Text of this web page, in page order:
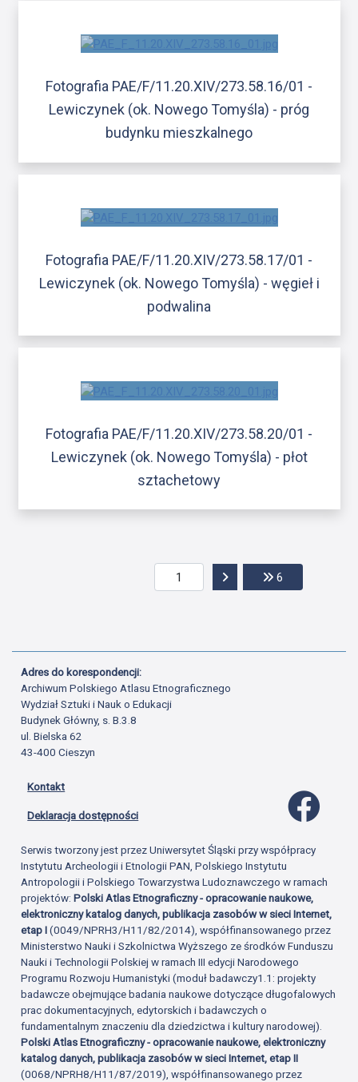
Fotografia PAE/F/11.20.XIV/273.58.16/01 -
Lewiczynek (ok. Nowego Tomyśla) - próg
budynku mieszkalnego
Fotografia PAE/F/11.20.XIV/273.58.17/01 -
Lewiczynek (ok. Nowego Tomyśla) - węgieł i
podwalina
Fotografia PAE/F/11.20.XIV/273.58.20/01 -
Lewiczynek (ok. Nowego Tomyśla) - płot
sztachetowy
Przejdź do następnej
6
Adres do korespondencji:
Archiwum Polskiego Atlasu Etnograficznego
Wydział Sztuki i Nauk o Edukacji
Budynek Główny, s. B.3.8
ul. Bielska 62
43-400 Cieszyn
Kontakt
Deklaracja dostępności
Serwis tworzony jest przez Uniwersytet Śląski przy współpracy
Instytutu Archeologii i Etnologii PAN, Polskiego Instytutu
Antropologii i Polskiego Towarzystwa Ludoznawczego w ramach
projektów:Polski Atlas Etnograficzny - opracowanie naukowe,
elektroniczny katalog danych, publikacja zasobów w sieci Internet,
etap I(0049/NPRH3/H11/82/2014), współfinansowanego przez
Ministerstwo Nauki i Szkolnictwa Wyższego ze środków Funduszu
Nauki i Technologii Polskiej w ramach III edycji Narodowego
Programu Rozwoju Humanistyki (moduł badawczy1.1: projekty
badawcze obejmujące badania naukowe dotyczące długofalowych
prac dokumentacyjnych, edytorskich i badawczych o
fundamentalnym znaczeniu dla dziedzictwa i kultury narodowej).
Polski Atlas Etnograficzny - opracowanie naukowe, elektroniczny
katalog danych, publikacja zasobów w sieci Internet, etap II
(0068/NPRH8/H11/87/2019), współfinansowanego przez